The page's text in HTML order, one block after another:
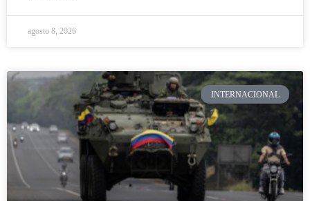
agosto 8, 2026
INTERNACIONAL